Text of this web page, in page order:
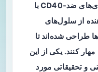
عضو مطرح شده است. آنتی‌بادی‌های ضد‑CD40 با
از سلول‌های
طراحی شده‌اند تا
کنند. یکی از این
و تحقیقاتی مورد